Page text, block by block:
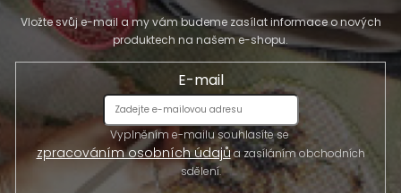
Vložte svůj e-mail a my vám budeme zasílat informace o nových
produktech na našem e-shopu.
E-mail
Vyplněním e-mailu souhlasíte se
zpracováním osobních údajůa zasíláním obchodních
sdělení.